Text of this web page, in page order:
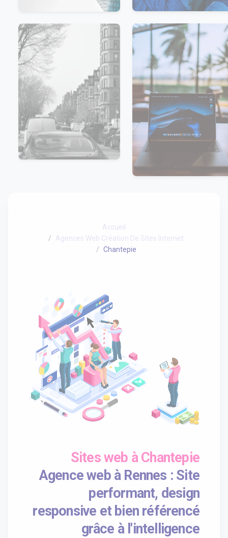
Accueil
Agences Web Création De Sites Internet
Chantepie
Sites web à Chantepie
Agence web à Rennes : Site
performant, design
responsive et bien référencé
grâce à l'intelligence